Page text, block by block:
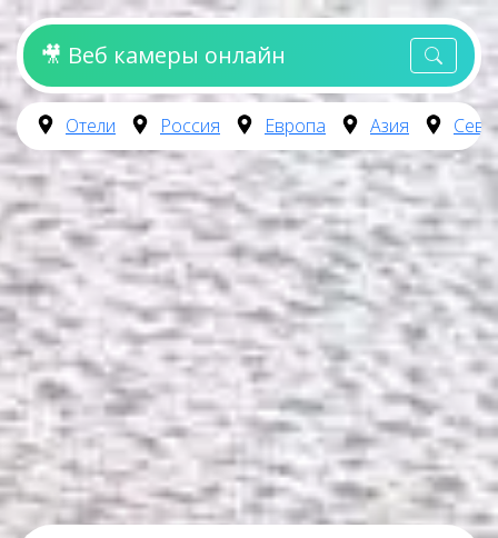
🎥 Веб камеры онлайн
Отели Россия Европа Азия